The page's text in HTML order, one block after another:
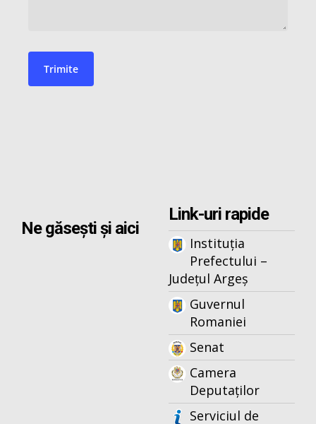
Ne găsești și aici
Link-uri rapide
Instituția
Prefectului –
Județul Argeș
Guvernul
Romaniei
Senat
Camera
Deputaților
Serviciul de